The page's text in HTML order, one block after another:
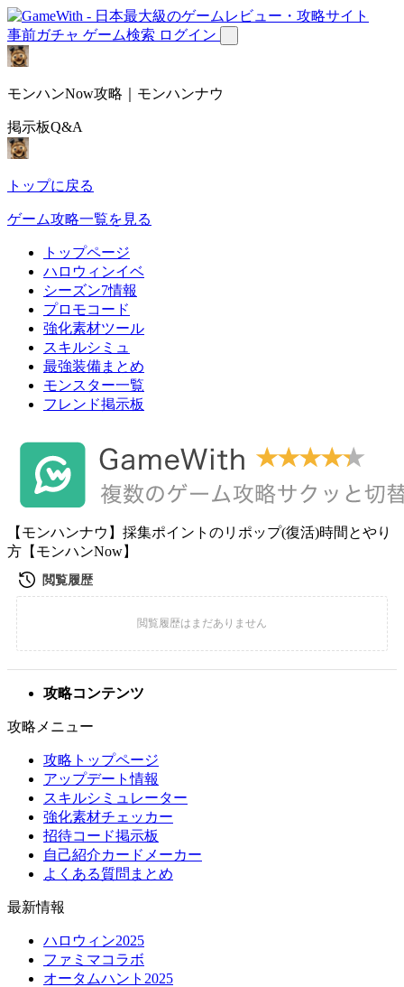
事前ガチャ ゲーム検索 ログイン
モンハンNow攻略｜モンハンナウ
掲示板Q&A
トップに戻る
ゲーム攻略一覧を見る
トップページ
ハロウィンイベ
シーズン7情報
プロモコード
強化素材ツール
スキルシミュ
最強装備まとめ
モンスター一覧
フレンド掲示板
【モンハンナウ】採集ポイントのリポップ(復活)時間とやり
方【モンハンNow】
攻略コンテンツ
攻略メニュー
攻略トップページ
アップデート情報
スキルシミュレーター
強化素材チェッカー
招待コード掲示板
自己紹介カードメーカー
よくある質問まとめ
最新情報
ハロウィン2025
ファミマコラボ
オータムハント2025